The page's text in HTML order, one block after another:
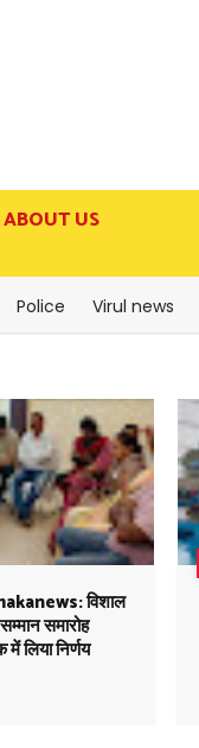
ABOUT US
Police Virul news
विशाल
समारोह
लिया निर्णय